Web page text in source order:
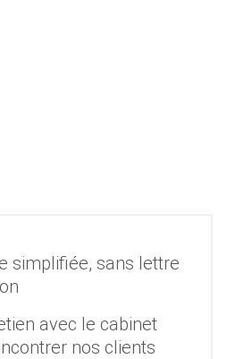
simplifiée, sans lettre
avec le cabinet
nos clients